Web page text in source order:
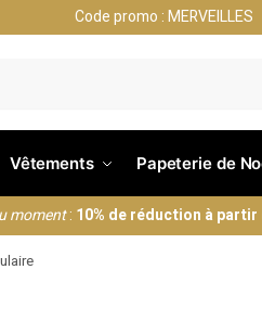
Code promo : MERVEILLES
Vêtements Papeterie de
moment: 10% de réduction à partir